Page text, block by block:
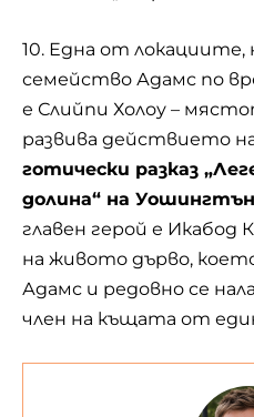
10. Една от
семейство Адамс по
е Слийпи Холоу –
развива действието
готически разказ
долина“ на
главен герой е Икабод
на живото дърво,
Адамс и редовно се
член на къщата от